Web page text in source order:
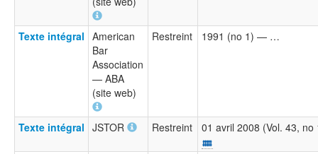
Texte intégral American
Bar
Association
— ABA
(site web)
Restreint 1991 (no 1) — …
Texte intégral JSTOR Restreint 01 avril 2008 (Vol. 43,